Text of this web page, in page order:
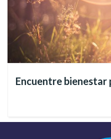
19:26).
Por esta razón, busquemos la
necesarias en el Evangelio y
del Poder Divino, realizando
solo la cura de las
Encuentre bienestar